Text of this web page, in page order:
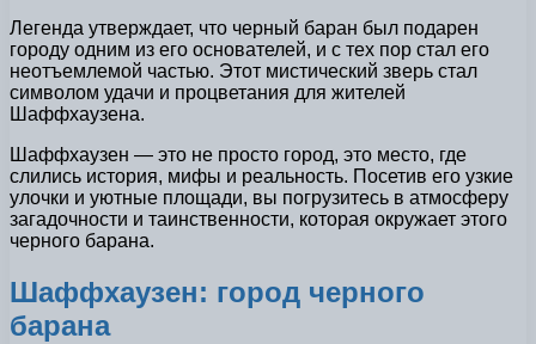
Легенда утверждает, что черный баран был подарен
городу одним из его основателей, и с тех пор стал его
неотъемлемой частью. Этот мистический зверь стал
символом удачи и процветания для жителей
Шаффхаузена.
Шаффхаузен — это не просто город, это место, где
слились история, мифы и реальность. Посетив его узкие
улочки и уютные площади, вы погрузитесь в атмосферу
загадочности и таинственности, которая окружает этого
черного барана.
Шаффхаузен: город черного
барана